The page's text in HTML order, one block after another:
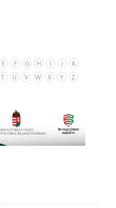
E F G H I J
K
T U V W X Y Z